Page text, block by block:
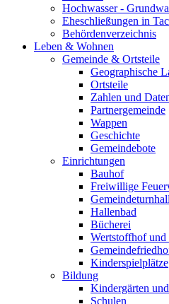
Hochwasser -
Eheschließungen in
Behördenverzeichnis
Leben & Wohnen
Gemeinde & Ortsteile
Geographische
Ortsteile
Zahlen und
Partnergemeinde
Wappen
Geschichte
Gemeindebote
Einrichtungen
Bauhof
Freiwillige
Hallenbad
Bücherei
Wertstoffhof und
Kinderspielplätze
Bildung
Kindergärten
Schulen